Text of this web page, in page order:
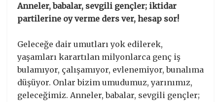
Anneler, babalar, sevgili gençler; iktidar
partilerine oy verme ders ver, hesap sor!
Geleceğe dair umutları yok edilerek,
yaşamları karartılan milyonlarca genç iş
bulamıyor, çalışamıyor, evlenemiyor, bunalıma
düşüyor. Onlar bizim umudumuz, yarınımız,
geleceğimiz. Anneler, babalar, sevgili gençler;